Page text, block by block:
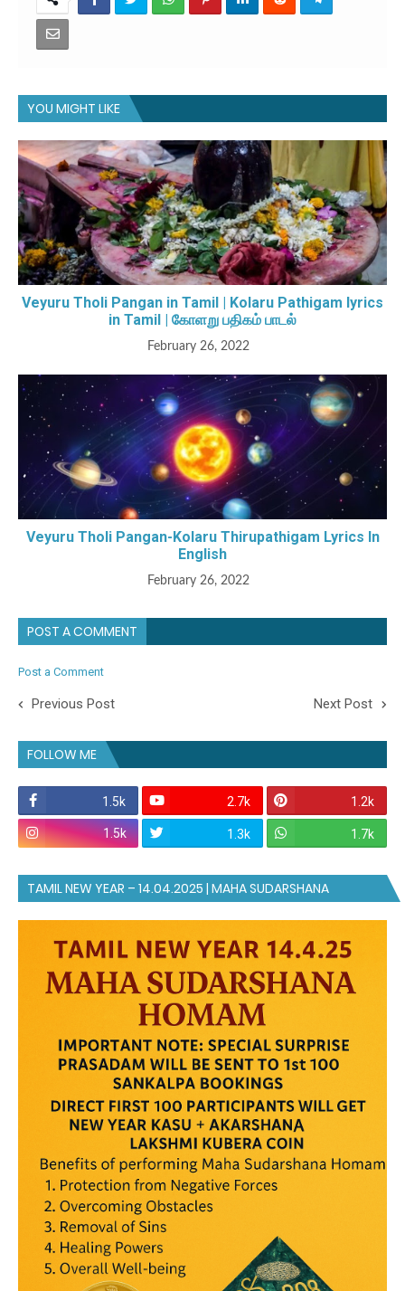
YOU MIGHT LIKE
Veyuru Tholi Pangan in Tamil | Kolaru Pathigam lyrics
in Tamil | கோளறு பதிகம் பாடல்
February 26, 2022
Veyuru Tholi Pangan-Kolaru Thirupathigam Lyrics In
English
February 26, 2022
POST A COMMENT
Post a Comment
Previous Post Next Post
FOLLOW ME
1.5k 2.7k 1.2k
1.5k 1.3k 1.7k
TAMIL NEW YEAR – 14.04.2025 | MAHA SUDARSHANA
HOMAM